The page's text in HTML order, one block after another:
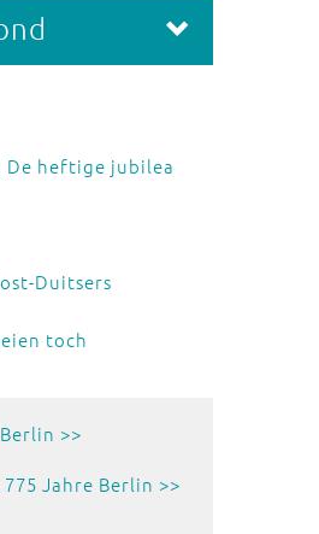
heftige jubilea
Duitsers
toch
>>
Jahre Berlin >>